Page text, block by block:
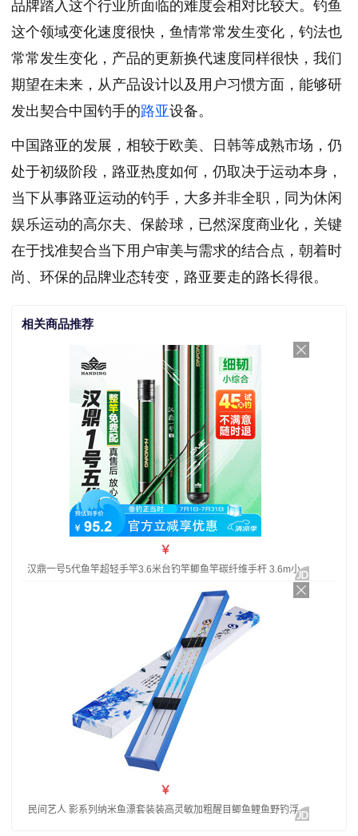
品牌踏入这个行业所面临的难度会相对比较大。钓鱼
这个领域变化速度很快，鱼情常常发生变化，钓法也
常常发生变化，产品的更新换代速度同样很快，我们
期望在未来，从产品设计以及用户习惯方面，能够研
发出契合中国钓手的路亚设备。
中国路亚的发展，相较于欧美、日韩等成熟市场，仍
处于初级阶段，路亚热度如何，仍取决于运动本身，
当下从事路亚运动的钓手，大多并非全职，同为休闲
娱乐运动的高尔夫、保龄球，已然深度商业化，关键
在于找准契合当下用户审美与需求的结合点，朝着时
尚、环保的品牌业态转变，路亚要走的路长得很。
相关商品推荐